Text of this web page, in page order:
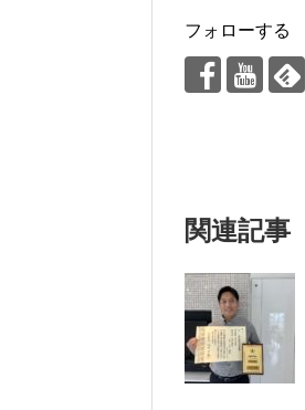
フォローする
関連記事